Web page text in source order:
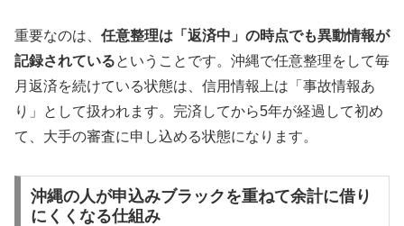
重要なのは、 任意整理は「返済中」の時点でも異動情報が
記録されているということです。沖縄で任意整理をして毎
月返済を続けている状態は、信用情報上は「事故情報あ
り」として扱われます。完済してから5年が経過して初め
て、大手の審査に申し込める状態になります。
沖縄の人が申込みブラックを重ねて余計に借り
にくくなる仕組み